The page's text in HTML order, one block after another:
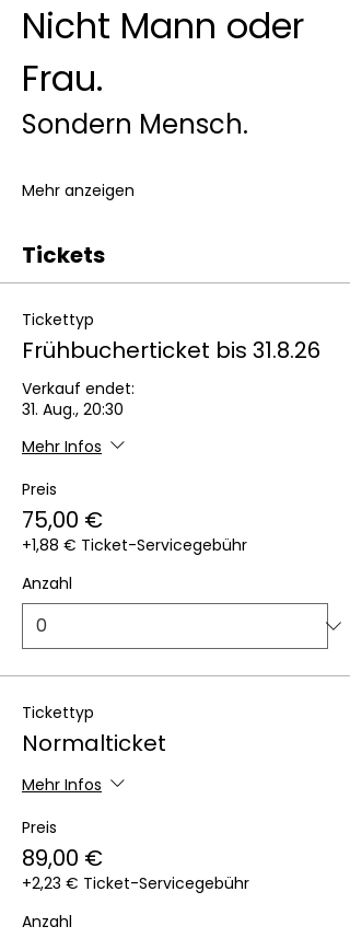
Nicht Mann oder
Frau.
Sondern Mensch.
Mehr anzeigen
Tickets
Tickettyp
Frühbucherticket bis 31.8.26
Verkauf endet:
31. Aug., 20:30
Mehr Infos
Preis
75,00 €
+1,88 € Ticket-Servicegebühr
Anzahl
Tickettyp
Normalticket
Mehr Infos
Preis
89,00 €
+2,23 € Ticket-Servicegebühr
Anzahl